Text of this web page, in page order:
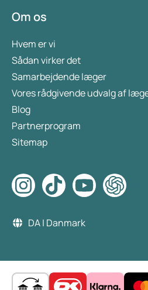
Om os
Hvem er vi
Sådan virker det
Samarbejdende læger
Vores rådgivende udvalg af
Blog
Partnerprogram
Sitemap
DA | Danmark